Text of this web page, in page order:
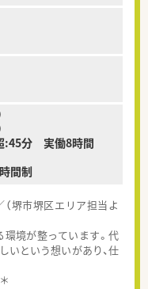
:45分 実働8時間
間制
堺市堺区エリア担当よ
環境が整っています。代
いという想いがあり、仕